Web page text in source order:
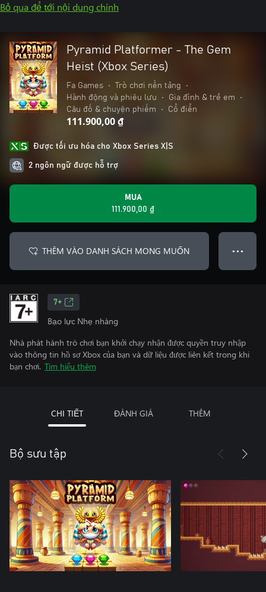
Bỏ qua để tới nội dung chính
Pyramid Platformer - The Gem
Heist (Xbox Series)
Fa Games • Trò chơi nền tảng
•
Hành động và phiêu lưu
• Gia đình & trẻ em
•
Câu đố & chuyện phiếm
• Cổ điển
111.900,00 ₫
Được tối ưu hóa cho Xbox Series X|S
2 ngôn ngữ được hỗ trợ
MUA
111.900,00 ₫
THÊM VÀO DANH SÁCH MONG MUỐN ● ● ●
7+
Bạo lực Nhẹ nhàng
Nhà phát hành trò chơi bạn khởi chạy nhận được quyền truy nhập
vào thông tin hồ sơ Xbox của bạn và dữ liệu được liên kết trong khi
bạn chơi. Tìm hiểu thêm
CHI TIẾT ĐÁNH GIÁ THÊM
Bộ sưu tập